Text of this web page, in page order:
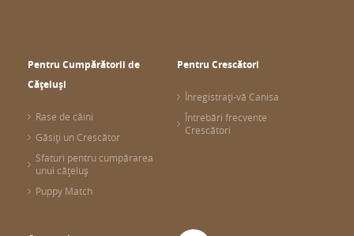
Pentru Cumpărătorii de
Cățeluși
Rase de câini
Găsiți un Crescător
Sfaturi pentru cumpărarea
unui cățeluș
Puppy Match
Pentru Crescători
Înregistrați-vă Canisa
Întrebări frecvente
Crescători